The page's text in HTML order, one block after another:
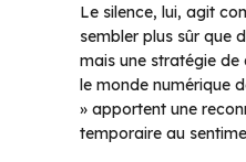
Le silence, lui, agit
sembler plus sûr que
mais une stratégie de
le monde numérique
» apportent une
temporaire au